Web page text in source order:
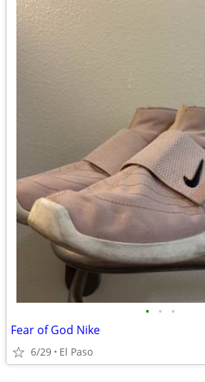
• • •
Fear of God Nike
6/29 El Paso